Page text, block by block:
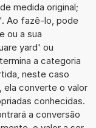
medida original;
Ao fazê-lo, pode
ou a sua
yard' ou
a categoria
neste caso
converte o valor
conhecidas.
a conversão